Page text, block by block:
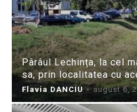
Pârâul Lechința, la cel
sa, prin localitatea cu
Flavia DANCIU - august 6,